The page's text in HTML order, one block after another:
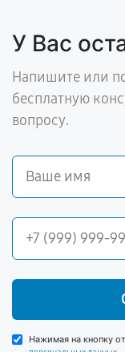
У Вас
Напишите или
бесплатную
вопросу.
Нажимая на кнопку